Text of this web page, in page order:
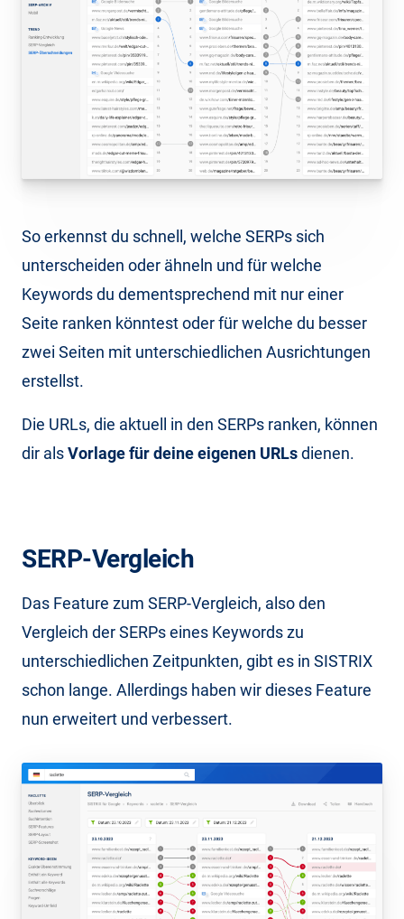
So erkennst du schnell, welche SERPs sich
unterscheiden oder ähneln und für welche
Keywords du dementsprechend mit nur einer
Seite ranken könntest oder für welche du besser
zwei Seiten mit unterschiedlichen Ausrichtungen
erstellst.
Die URLs, die aktuell in den SERPs ranken, können
dir alsVorlage für deine eigenen URLsdienen.
SERP-Vergleich
Das Feature zum SERP-Vergleich, also den
Vergleich der SERPs eines Keywords zu
unterschiedlichen Zeitpunkten, gibt es in SISTRIX
schon lange. Allerdings haben wir dieses Feature
nun erweitert und verbessert.